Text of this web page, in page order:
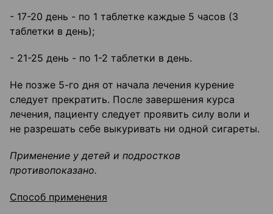
- 17-20 день - по 1 таблетке каждые 5 часов (3
таблетки в день);
- 21-25 день - по 1-2 таблетки в день.
Не позже 5-го дня от начала лечения курение
следует прекратить. После завершения курса
лечения, пациенту следует проявить силу воли и
не разрешать себе выкуривать ни одной сигареты.
Применение у детей и подростков
противопоказано.
Способ применения